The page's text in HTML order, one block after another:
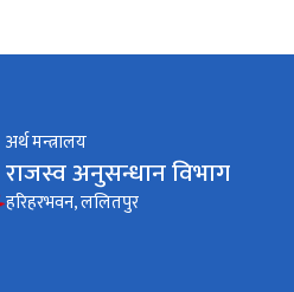
अर्थ मन्त्रालय
राजस्व अनुसन्धान विभाग
हरिहरभवन, ललितपुर